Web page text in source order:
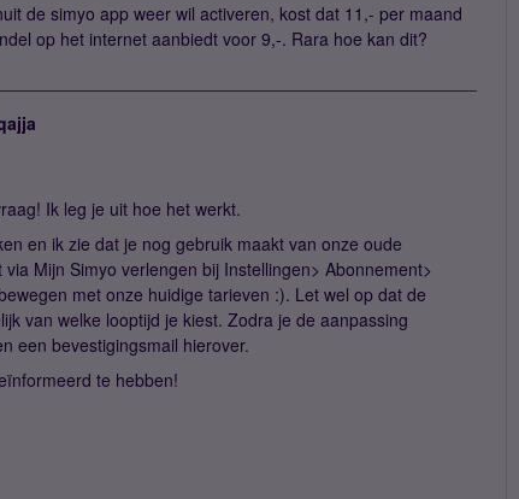
de simyo app weer wil activeren, kost dat 11,- per maand
op het internet aanbiedt voor 9,-. Rara hoe kan dit?
Ik leg je uit hoe het werkt.
en ik zie dat je nog gebruik maakt van onze oude
Mijn Simyo verlengen bij Instellingen> Abonnement>
met onze huidige tarieven :). Let wel op dat de
van welke looptijd je kiest. Zodra je de aanpassing
een bevestigingsmail hierover.
te hebben!